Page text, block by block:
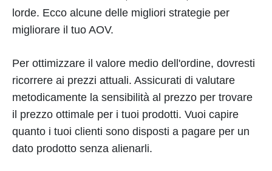
lorde. Ecco alcune delle migliori strategie per
migliorare il tuo AOV.
Per ottimizzare il valore medio dell'ordine, dovresti
ricorrere ai prezzi attuali. Assicurati di valutare
metodicamente la sensibilità al prezzo per trovare
il prezzo ottimale per i tuoi prodotti. Vuoi capire
quanto i tuoi clienti sono disposti a pagare per un
dato prodotto senza alienarli.